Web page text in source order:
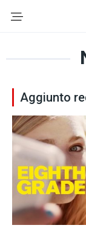
Aggiunto